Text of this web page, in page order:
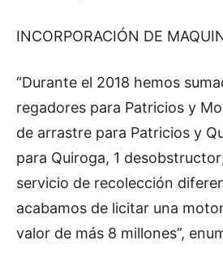
INCORPORACIÓN DE
“Durante el 2018 hemos
regadores para Patricios y
de arrastre para Patricios y
para Quiroga, 1
servicio de recolección
acabamos de licitar una
valor de más 8 millones”,